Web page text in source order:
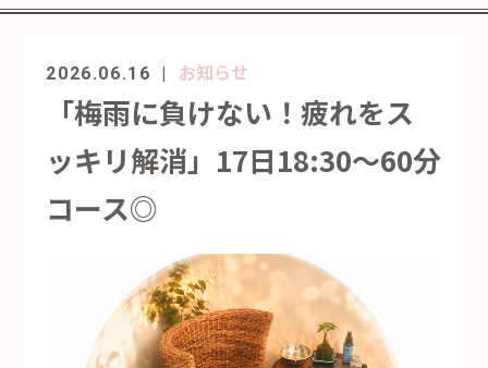
2026.06.16 お知らせ
「梅雨に負けない！疲れをス
ッキリ解消」17日18:30～60分
コース◎